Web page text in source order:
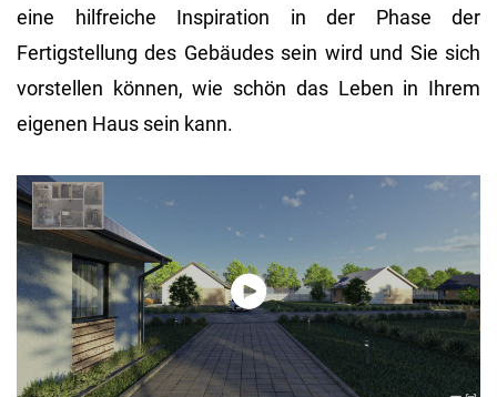
eine hilfreiche Inspiration in der Phase der
Fertigstellung des Gebäudes sein wird und Sie sich
vorstellen können, wie schön das Leben in Ihrem
eigenen Haus sein kann.